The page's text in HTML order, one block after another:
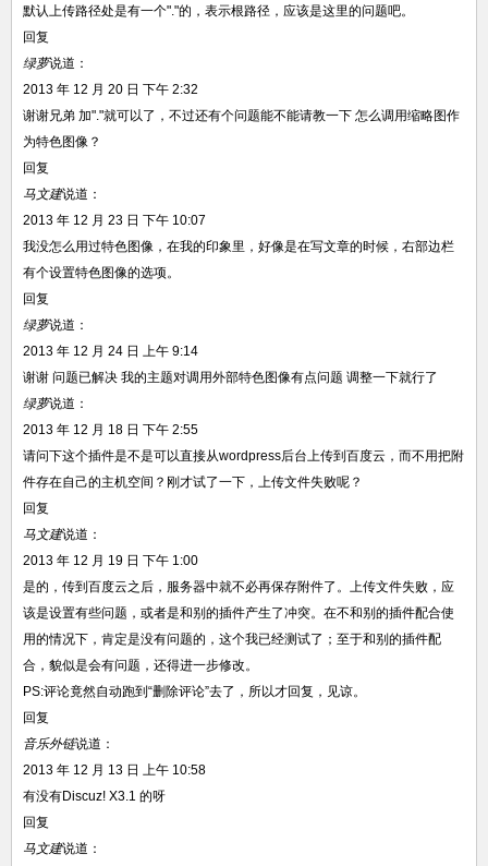
默认上传路径处是有一个"."的，表示根路径，应该是这里的问题吧。
回复
绿萝说道：
2013 年 12 月 20 日 下午 2:32
谢谢兄弟 加"."就可以了，不过还有个问题能不能请教一下 怎么调用缩略图作
为特色图像？
回复
马文建说道：
2013 年 12 月 23 日 下午 10:07
我没怎么用过特色图像，在我的印象里，好像是在写文章的时候，右部边栏
有个设置特色图像的选项。
回复
绿萝说道：
2013 年 12 月 24 日 上午 9:14
谢谢 问题已解决 我的主题对调用外部特色图像有点问题 调整一下就行了
绿萝说道：
2013 年 12 月 18 日 下午 2:55
请问下这个插件是不是可以直接从wordpress后台上传到百度云，而不用把附
件存在自己的主机空间？刚才试了一下，上传文件失败呢？
回复
马文建说道：
2013 年 12 月 19 日 下午 1:00
是的，传到百度云之后，服务器中就不必再保存附件了。上传文件失败，应
该是设置有些问题，或者是和别的插件产生了冲突。在不和别的插件配合使
用的情况下，肯定是没有问题的，这个我已经测试了；至于和别的插件配
合，貌似是会有问题，还得进一步修改。
PS:评论竟然自动跑到“删除评论”去了，所以才回复，见谅。
回复
音乐外链说道：
2013 年 12 月 13 日 上午 10:58
有没有Discuz! X3.1 的呀
回复
马文建说道：